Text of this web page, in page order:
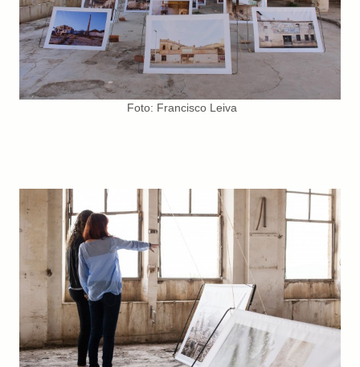
Foto: Francisco Leiva